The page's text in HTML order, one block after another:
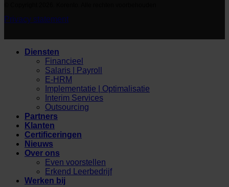
Privacy statement
Diensten
Financieel
Salaris | Payroll
E-HRM
Implementatie | Optimalisatie
Interim Services
Outsourcing
Partners
Klanten
Certificeringen
Nieuws
Over ons
Even voorstellen
Erkend Leerbedrijf
Werken bij